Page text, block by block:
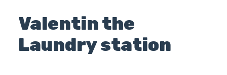
Valentin the
Laundry station